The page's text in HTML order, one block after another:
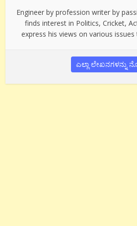
Engineer by profession writer by
finds interest in Politics, Cricket,
express his views on various
ಎಲ್ಲಾ ಲೇಖನಗಳನ್ನು